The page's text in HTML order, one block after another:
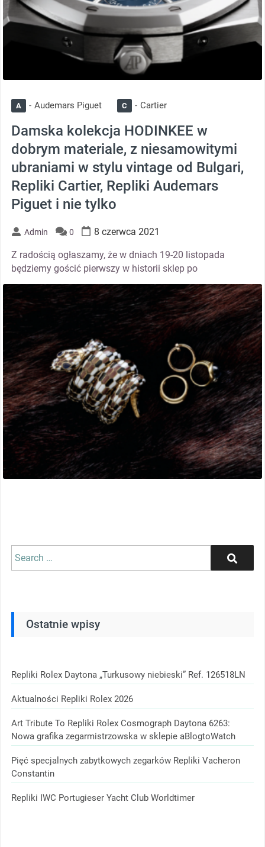
A Audemars Piguet C Cartier
Damska kolekcja HODINKEE w
dobrym materiale, z niesamowitymi
ubraniami w stylu vintage od Bulgari,
Repliki Cartier, Repliki Audemars
Piguet i nie tylko
Admin 0 8 czerwca 2021
Z radością ogłaszamy, że w dniach 19-20 listopada
będziemy gościć pierwszy w historii sklep po
Search
Search
Ostatnie wpisy
Repliki Rolex Daytona „Turkusowy niebieski” Ref. 126518LN
Aktualności Repliki Rolex 2026
Art Tribute To Repliki Rolex Cosmograph Daytona 6263:
Nowa grafika zegarmistrzowska w sklepie aBlogtoWatch
Pięć specjalnych zabytkowych zegarków Repliki Vacheron
Constantin
Repliki IWC Portugieser Yacht Club Worldtimer